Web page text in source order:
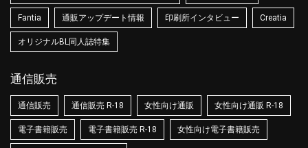
Fantia 通販アップデート情報 印刷所インタビュー Creatia
オリジナルBL同人誌特集
通信販売
通信販売 通信販売 R-18 女性向け通販 女性向け通販 R-18
電子書籍販売 電子書籍販売 R-18 女性向け電子書籍販売